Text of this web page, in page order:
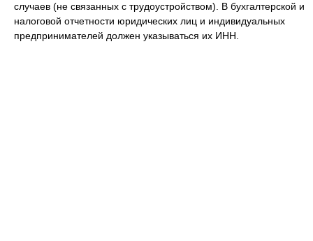
случаев (не связанных с трудоустройством). В бухгалтерской и
налоговой отчетности юридических лиц и индивидуальных
предпринимателей должен указываться их ИНН.